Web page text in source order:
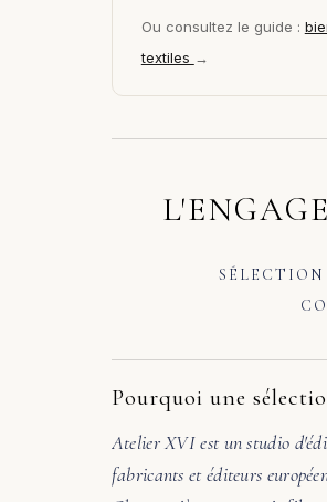
Ou consultez le guide :
textiles →
Pourquoi une
Atelier XVI est un studio
fabricants et éditeurs